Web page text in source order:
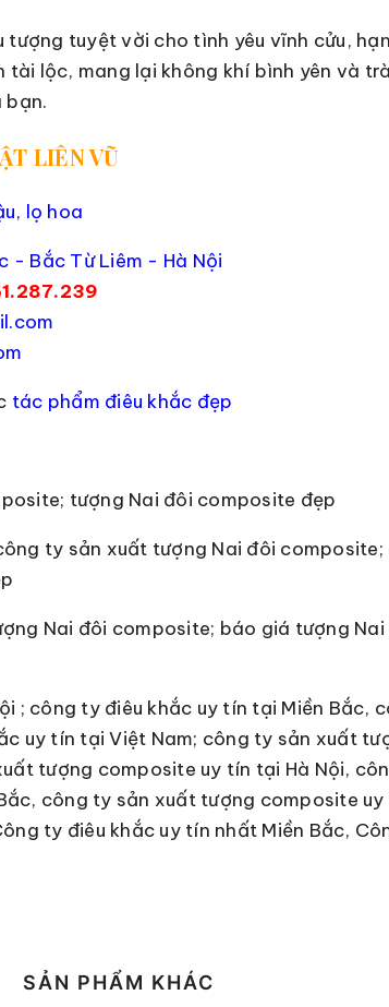
tuyệt vời cho tình yêu vĩnh cửu,
lộc, mang lại không khí bình yên và
bạn.
LIÊN VŨ
lọ hoa
- Bắc Từ Liêm - Hà Nội
tác phẩm điêu khắc đẹp
tượng Nai đôi composite đẹp
ty sản xuất tượng Nai đôi
Nai đôi composite; báo giá tượng
; công ty điêu khắc uy tín tại Miền Bắc,
uy tín tại Việt Nam; công ty sản xuất
tượng composite uy tín tại Hà Nội,
công ty sản xuất tượng composite
ty điêu khắc uy tín nhất Miền Bắc,
SẢN PHẨM KHÁC